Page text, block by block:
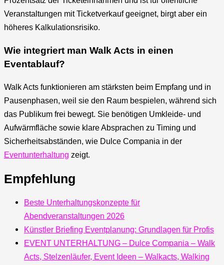
Veranstaltungen mit Ticketverkauf geeignet, birgt aber ein
höheres Kalkulationsrisiko.
Wie integriert man Walk Acts in einen
Eventablauf?
Walk Acts funktionieren am stärksten beim Empfang und in
Pausenphasen, weil sie den Raum bespielen, während sich
das Publikum frei bewegt. Sie benötigen Umkleide- und
Aufwärmfläche sowie klare Absprachen zu Timing und
Sicherheitsabständen, wie Dulce Compania in der
Eventunterhaltung zeigt.
Empfehlung
Beste Unterhaltungskonzepte für
Abendveranstaltungen 2026
Künstler Briefing Eventplanung: Grundlagen für Profis
EVENT UNTERHALTUNG – Dulce Compania – Walk
Acts, Stelzenläufer, Event Ideen – Walkacts, Walking